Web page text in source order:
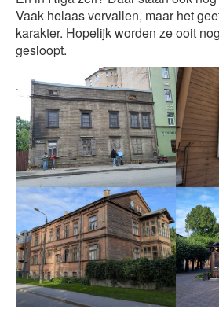
Vaak helaas vervallen, maar het
karakter. Hopelijk worden ze ooit
gesloopt.